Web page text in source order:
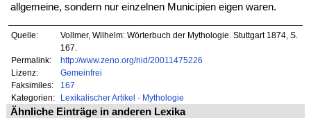
allgemeine, sondern nur einzelnen Municipien eigen waren.
Quelle:
Vollmer, Wilhelm: Wörterbuch der Mythologie. Stuttgart 1874, S.
167.
Permalink:
http://www.zeno.org/nid/20011475226
Lizenz:
Gemeinfrei
Faksimiles:
167
Kategorien:
Lexikalischer Artikel · Mythologie
Ähnliche Einträge in anderen Lexika